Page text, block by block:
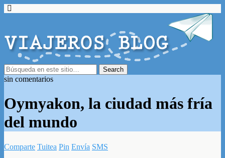
sin comentarios
Oymyakon, la ciudad más fría
del mundo
Comparte Tuitea Pin Envía SMS